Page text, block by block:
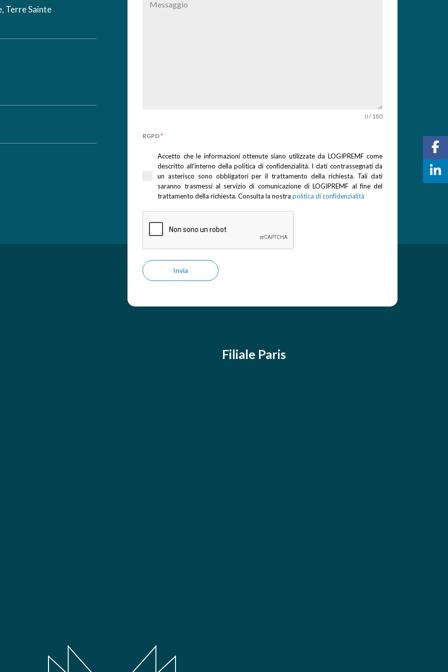
Terre Sainte
0 / 180
RGPD*
Accetto che le informazioni ottenute siano utilizzate da LOGIPREMF come
descritto all’interno della politica di confidenzialità. I dati contrassegnati da
un asterisco sono obbligatori per il trattamento della richiesta. Tali dati
saranno trasmessi al servizio di comunicazione di LOGIPREMF al fine del
trattamento della richiesta. Consulta la nostrapolitica di confidenzialità
Invia
Filiale Paris